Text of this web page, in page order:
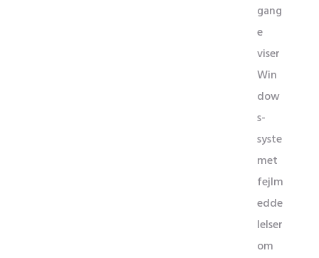
gang
e
viser
Win
dow
s-
syste
met
fejlm
edde
lelser
om